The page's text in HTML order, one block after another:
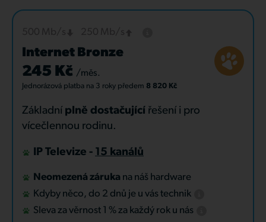
Internet Bronze
245 Kč /měs.
Jednorázová platba na 3 roky předem 8 820 Kč
Základní plně dostačující řešení i pro
vícečlennou rodinu.
IP Televize - 15 kanálů
Neomezená záruka na náš hardware
Kdyby něco, do 2 dnů je u vás technik
Sleva za věrnost 1 % za každý rok u nás